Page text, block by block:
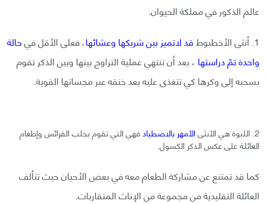
عالم الذكور في مملكة الحيوان.
1. أنثى الأخطبوط
قد لاتميز بين شريكها وعشائها، فعلى الأقل فيحالة
واحدة تمّ دراستها ، بعد أن تنتهي عملية التزاوج بينها وبين الذكر تقوم
بسحبه إلى وكرها كي تتغذى عليه بعد خنقه عبر مجساتها القوية.
2. اللبوة هي الأنثى الأمهر بالاصطيادفهي التي تقوم بجلب الفرائس وإطعام
العائلة على عكس الذكر الكسول.
كما قد تمتنع عن مشاركة الطعام معه في بعض الأحيان حيث تتألف
العائلة التقليدية من مجموعة من الإناث المتقاربات.